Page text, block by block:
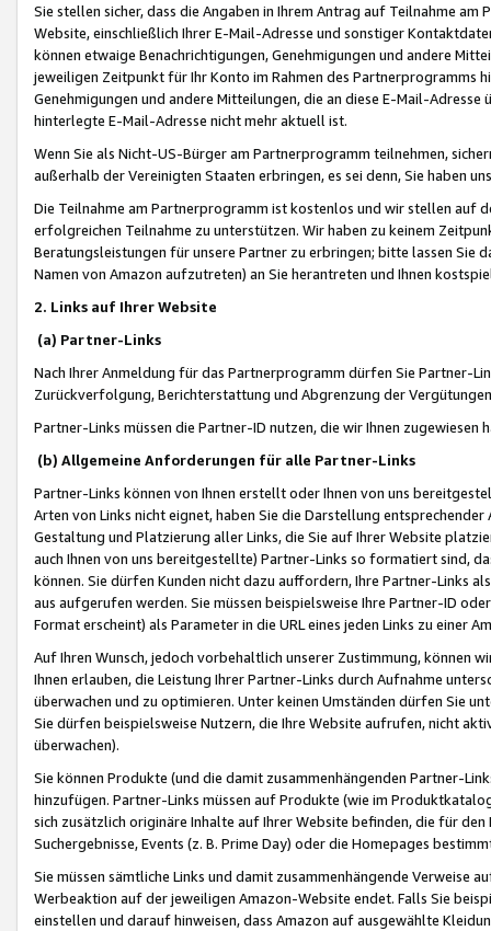
Sie stellen sicher, dass die Angaben in Ihrem Antrag auf Teilnahme
Website, einschließlich Ihrer E-Mail-Adresse und sonstiger
können etwaige Benachrichtigungen, Genehmigungen und andere
jeweiligen Zeitpunkt für Ihr Konto im Rahmen des Partnerprogramms
Genehmigungen und andere Mitteilungen, die an diese E-Mail-
hinterlegte E-Mail-Adresse nicht mehr aktuell ist.
Wenn Sie als Nicht-US-Bürger am Partnerprogramm teilnehmen,
außerhalb der Vereinigten Staaten erbringen, es sei denn, Sie haben
Die Teilnahme am Partnerprogramm ist kostenlos und wir stellen auf
erfolgreichen Teilnahme zu unterstützen. Wir haben zu keinem
Beratungsleistungen für unsere Partner zu erbringen; bitte lassen Sie
Namen von Amazon aufzutreten) an Sie herantreten und Ihnen
2. Links auf Ihrer Website
(a) Partner-Links
Nach Ihrer Anmeldung für das Partnerprogramm dürfen Sie Partner-
Zurückverfolgung, Berichterstattung und Abgrenzung der
Partner-Links müssen die Partner-ID nutzen, die wir Ihnen zugewiesen
(b) Allgemeine Anforderungen für alle Partner-Links
Partner-Links können von Ihnen erstellt oder Ihnen von uns
Arten von Links nicht eignet, haben Sie die Darstellung
Gestaltung und Platzierung aller Links, die Sie auf Ihrer Website
auch Ihnen von uns bereitgestellte) Partner-Links so formatiert sind,
können. Sie dürfen Kunden nicht dazu auffordern, Ihre Partner-Links
aus aufgerufen werden. Sie müssen beispielsweise Ihre Partner-ID
Format erscheint) als Parameter in die URL eines jeden Links zu einer
Auf Ihren Wunsch, jedoch vorbehaltlich unserer Zustimmung, können
Ihnen erlauben, die Leistung Ihrer Partner-Links durch Aufnahme
überwachen und zu optimieren. Unter keinen Umständen dürfen Sie
Sie dürfen beispielsweise Nutzern, die Ihre Website aufrufen, nicht
überwachen).
Sie können Produkte (und die damit zusammenhängenden Partner-
hinzufügen. Partner-Links müssen auf Produkte (wie im
sich zusätzlich originäre Inhalte auf Ihrer Website befinden, die für
Suchergebnisse, Events (z. B. Prime Day) oder die Homepages
Sie müssen sämtliche Links und damit zusammenhängende
Werbeaktion auf der jeweiligen Amazon-Website endet. Falls Sie
einstellen und darauf hinweisen, dass Amazon auf ausgewählte